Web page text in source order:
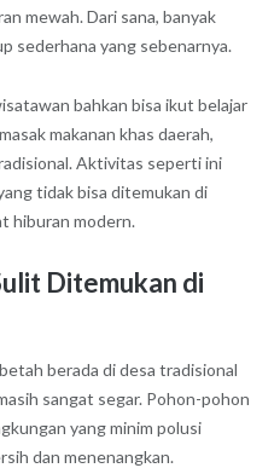
mewah. Dari sana, banyak
sederhana yang sebenarnya.
bahkan bisa ikut belajar
makanan khas daerah,
Aktivitas seperti ini
tidak bisa ditemukan di
hiburan modern.
Ditemukan di
berada di desa tradisional
sangat segar. Pohon-pohon
yang minim polusi
dan menenangkan.